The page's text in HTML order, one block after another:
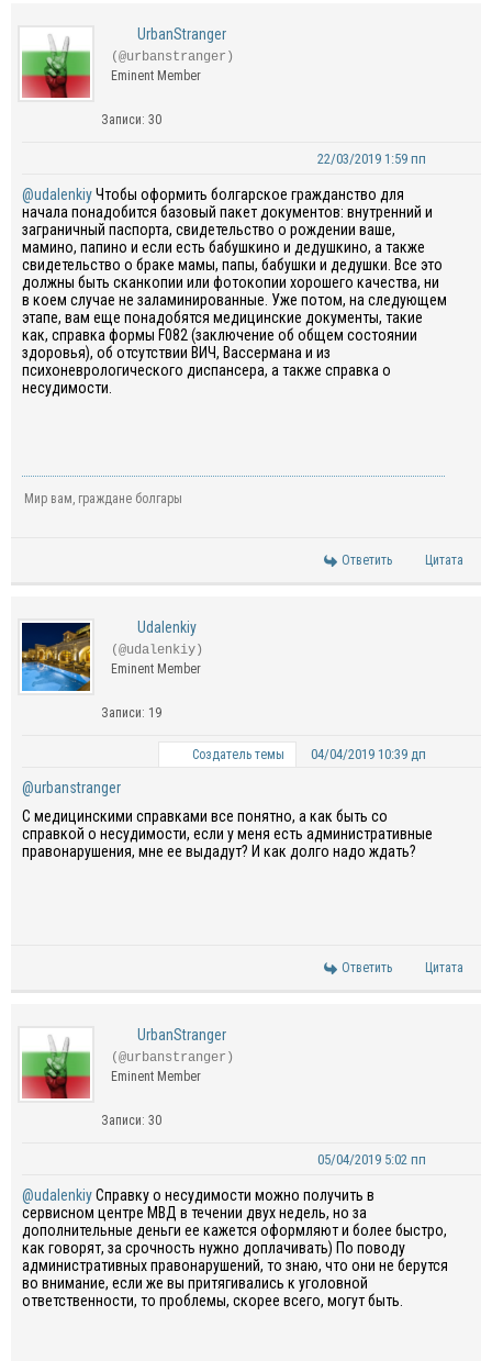
UrbanStranger
(@urbanstranger)
Eminent Member
Записи: 30
22/03/2019 1:59 пп
@udalenkiyЧтобы оформить болгарское гражданство для
начала понадобится базовый пакет документов: внутренний и
заграничный паспорта, свидетельство о рождении ваше,
мамино, папино и если есть бабушкино и дедушкино, а также
свидетельство о браке мамы, папы, бабушки и дедушки. Все это
должны быть сканкопии или фотокопии хорошего качества, ни
в коем случае не заламинированные. Уже потом, на следующем
этапе, вам еще понадобятся медицинские документы, такие
как, справка формы F082 (заключение об общем состоянии
здоровья), об отсутствии ВИЧ, Вассермана и из
психоневрологического диспансера, а также справка о
несудимости.
Мир вам, граждане болгары
Ответить Цитата
Udalenkiy
(@udalenkiy)
Eminent Member
Записи: 19
Создатель темы 04/04/2019 10:39 дп
@urbanstranger
С медицинскими справками все понятно, а как быть со
справкой о несудимости, если у меня есть административные
правонарушения, мне ее выдадут? И как долго надо ждать?
Ответить Цитата
UrbanStranger
(@urbanstranger)
Eminent Member
Записи: 30
05/04/2019 5:02 пп
@udalenkiyСправку о несудимости можно получить в
сервисном центре МВД в течении двух недель, но за
дополнительные деньги ее кажется оформляют и более быстро,
как говорят, за срочность нужно доплачивать) По поводу
административных правонарушений, то знаю, что они не берутся
во внимание, если же вы притягивались к уголовной
ответственности, то проблемы, скорее всего, могут быть.